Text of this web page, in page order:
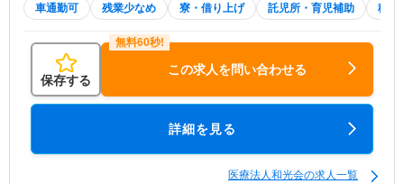
車通勤可 残業少なめ 寮・借り上げ 託児所・育児補助 積極
保存する
この求人を問い合わせる
詳細を見る
医療法人和光会の求人一覧